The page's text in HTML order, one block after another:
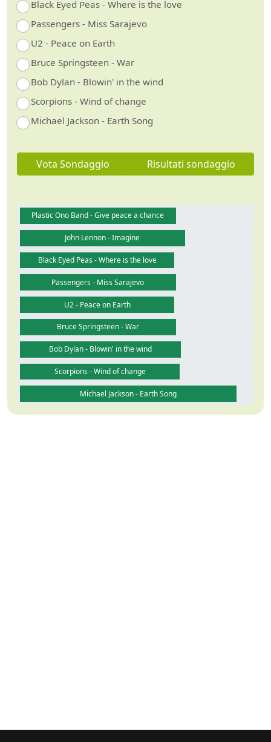
Black Eyed Peas - Where is the love
Passengers - Miss Sarajevo
U2 - Peace on Earth
Bruce Springsteen - War
Bob Dylan - Blowin' in the wind
Scorpions - Wind of change
Michael Jackson - Earth Song
Vota Sondaggio Risultati sondaggio
Plastic Ono Band - Give peace a chance
John Lennon - Imagine
Black Eyed Peas - Where is the love
Passengers - Miss Sarajevo
U2 - Peace on Earth
Bruce Springsteen - War
Bob Dylan - Blowin' in the wind
Scorpions - Wind of change
Michael Jackson - Earth Song